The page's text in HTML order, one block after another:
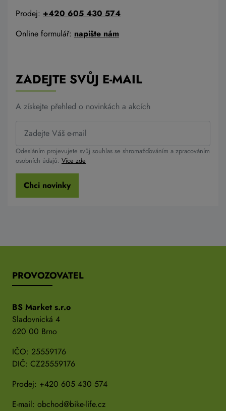
Prodej: +420 605 430 574
Online formulář: napište nám
ZADEJTE SVŮJ E-MAIL
A získejte přehled o novinkách a akcích
Odesláním projevujete svůj souhlas se shromažďováním a zpracováním
osobních údajů. Více zde
Chci novinky
PROVOZOVATEL
BS Market s.r.o
Sladovnická 4
620 00 Brno
IČO: 25559176
DIČ: CZ25559176
Prodej: +420 605 430 574
E-mail: obchod@bike-life.cz